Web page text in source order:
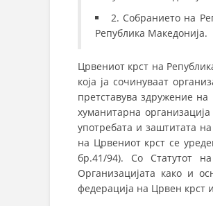
2. Собранието на
Република Македонија.
Црвениот крст на
која ја сочинуваат
претставува здружение
хуманитарна
употребата и заштитата
на Црвениот крст се
бр.41/94). Со Статутот
Организацијата како и
федерација на Црвен крст